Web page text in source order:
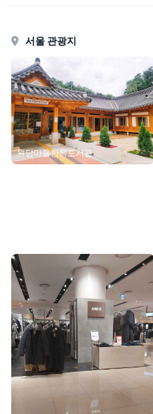
서울 관광지
원당마을한옥도서관